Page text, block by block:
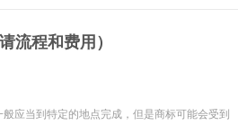
流程和费用）
应当到特定的地点完成，但是商标可能会受到